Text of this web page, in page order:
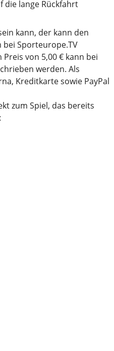
die lange Rückfahrt
kann, der kann den
Sporteurope.TV
von 5,00 € kann bei
werden. Als
Kreditkarte sowie PayPal
zum Spiel, das bereits